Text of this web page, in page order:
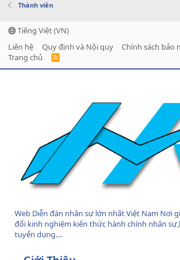
Thành viên
Tiếng Việt (VN)
Liên hệ
Quy định và Nội quy Chính sách bảo
Trang chủ
R
Web Diễn đàn nhân sự lớn nhất Việt Nam Nơi
đổi kinh nghiệm kiến thức hành chính nhân
tuyển dụng....